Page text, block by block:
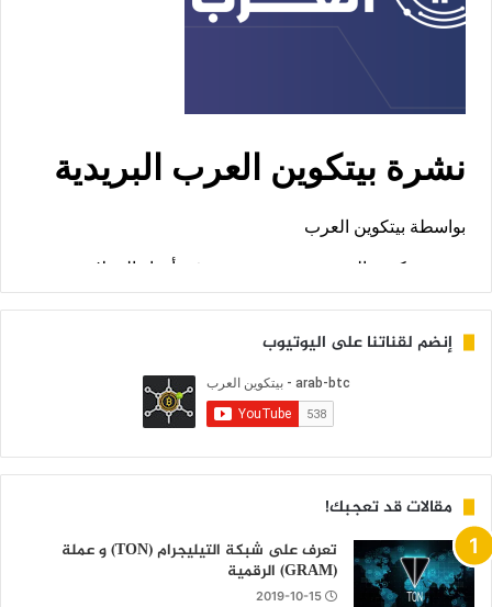
إنضم لقناتنا على اليوتيوب
مقالات قد تعجبك!
تعرف على شبكة التيليجرام (TON) و عملة
(GRAM) الرقمية
2019-10-15